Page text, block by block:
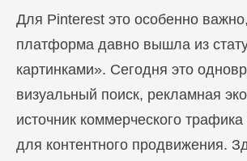
Для Pinterest это особенно
платформа давно вышла из
картинками». Сегодня это
визуальный поиск, рекламная
источник коммерческого
для контентного продвижения.